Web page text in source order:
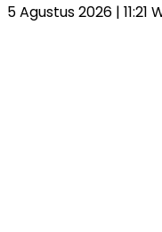
5 Agustus 2026 | 11:21